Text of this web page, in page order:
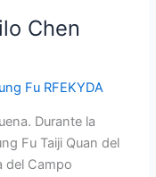
Chen
Fu RFEKYDA
Durante la
Fu Taiji Quan del
del Campo